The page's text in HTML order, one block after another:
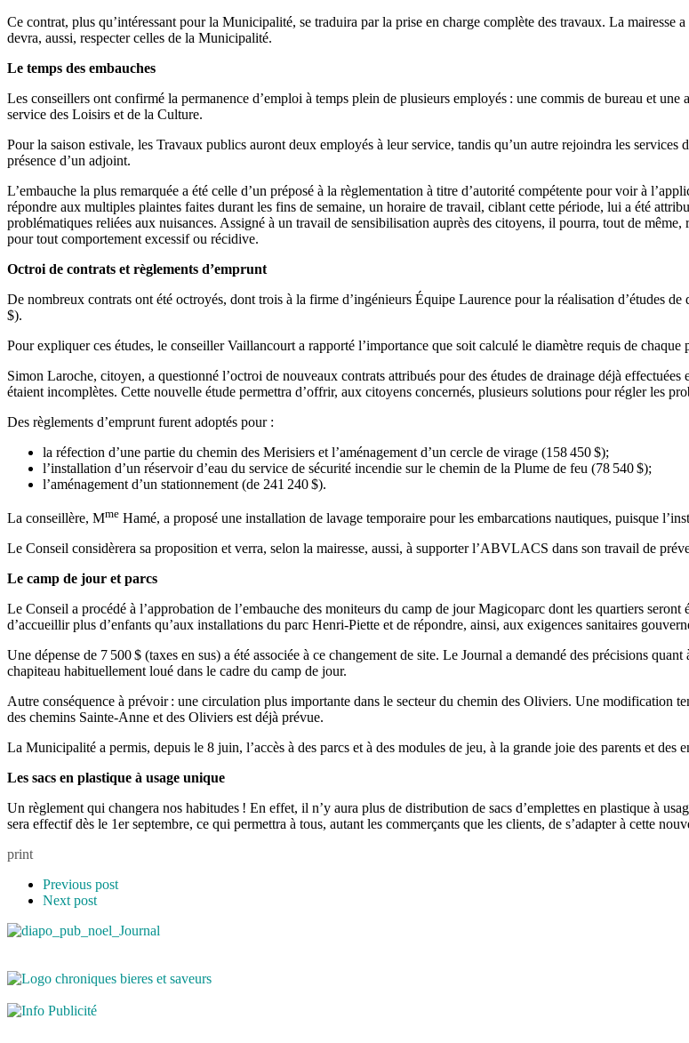
Ce contrat, plus qu’intéressant pour la Municipalité, se traduira par la prise en charge complète des travaux. La
devra, aussi, respecter celles de la Municipalité.
Le temps des embauches
Les conseillers ont confirmé la permanence d’emploi à temps plein de plusieurs employés : une commis de bureau et
service des Loisirs et de la Culture.
Pour la saison estivale, les Travaux publics auront deux employés à leur service, tandis qu’un autre rejoindra les
présence d’un adjoint.
L’embauche la plus remarquée a été celle d’un préposé à la règlementation à titre d’autorité compétente pour voir à
répondre aux multiples plaintes faites durant les fins de semaine, un horaire de travail, ciblant cette période, lui a été
problématiques reliées aux nuisances. Assigné à un travail de sensibilisation auprès des citoyens, il pourra, tout de
pour tout comportement excessif ou récidive.
Octroi de contrats et règlements d’emprunt
De nombreux contrats ont été octroyés, dont trois à la firme d’ingénieurs Équipe Laurence pour la réalisation d’études
$).
Pour expliquer ces études, le conseiller Vaillancourt a rapporté l’importance que soit calculé le diamètre requis de
Simon Laroche, citoyen, a questionné l’octroi de nouveaux contrats attribués pour des études de drainage déjà
étaient incomplètes. Cette nouvelle étude permettra d’offrir, aux citoyens concernés, plusieurs solutions pour régler les
Des règlements d’emprunt furent adoptés pour :
la réfection d’une partie du chemin des Merisiers et l’aménagement d’un cercle de virage (158 450 $);
l’installation d’un réservoir d’eau du service de sécurité incendie sur le chemin de la Plume de feu (78 540 $);
l’aménagement d’un stationnement (de 241 240 $).
La conseillère, Mme Hamé, a proposé une installation de lavage temporaire pour les embarcations nautiques, puisque
Le Conseil considèrera sa proposition et verra, selon la mairesse, aussi, à supporter l’ABVLACS dans son travail de
Le camp de jour et parcs
Le Conseil a procédé à l’approbation de l’embauche des moniteurs du camp de jour Magicoparc dont les quartiers
d’accueillir plus d’enfants qu’aux installations du parc Henri-Piette et de répondre, ainsi, aux exigences sanitaires
Une dépense de 7 500 $ (taxes en sus) a été associée à ce changement de site. Le Journal a demandé des précisions
chapiteau habituellement loué dans le cadre du camp de jour.
Autre conséquence à prévoir : une circulation plus importante dans le secteur du chemin des Oliviers. Une modification
des chemins Sainte-Anne et des Oliviers est déjà prévue.
La Municipalité a permis, depuis le 8 juin, l’accès à des parcs et à des modules de jeu, à la grande joie des parents et des
Les sacs en plastique à usage unique
Un règlement qui changera nos habitudes ! En effet, il n’y aura plus de distribution de sacs d’emplettes en plastique à
sera effectif dès le 1er septembre, ce qui permettra à tous, autant les commerçants que les clients, de s’adapter à cette
print
Previous post
Next post